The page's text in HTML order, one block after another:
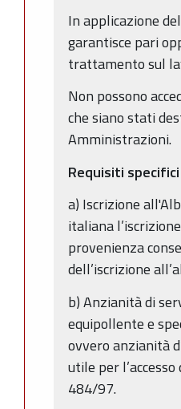
In applicazione
garantisce pari
trattamento sul
Non possono
che siano stati
Amministrazioni.
Requisiti
a) Iscrizione
italiana
provenienza
dell’iscrizione
b) Anzianità di
equipollente e
ovvero anzianità
utile per
484/97.